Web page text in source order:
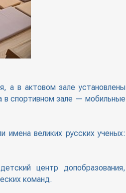
а в актовом зале установлены
в спортивном зале — мобильные
имена великих русских ученых:
центр допобразования,
команд.